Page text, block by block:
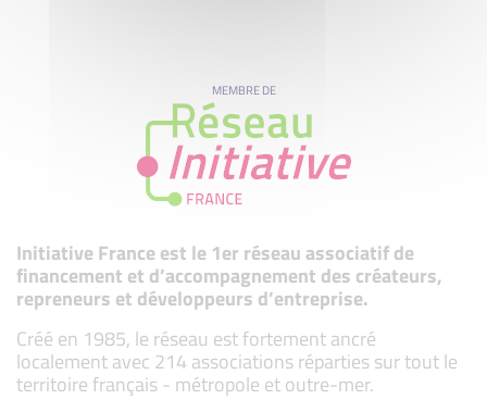
MEMBRE DE
Initiative France est le 1er réseau associatif de
financement et d’accompagnement des créateurs,
repreneurs et développeurs d’entreprise.
Créé en 1985, le réseau est fortement ancré
localement avec 214 associations réparties sur tout le
territoire français - métropole et outre-mer.